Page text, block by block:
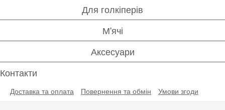
Для голкіперів
М'ячі
Аксесуари
Контакти
Доставка та оплата Повернення та обмін Умови згоди